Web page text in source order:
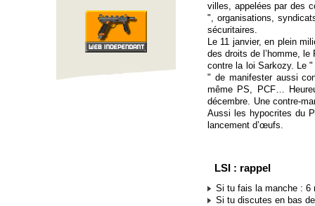
villes, appelées par des
", organisations,
sécuritaires.
Le 11 janvier, en plein
des droits de l’homme,
contre la loi Sarkozy. Le
" de manifester aussi
même PS, PCF…
décembre. Une contre-
Aussi les hypocrites du
lancement d’œufs.
LSI : rappel
Si tu fais la manche : 6
Si tu discutes en bas